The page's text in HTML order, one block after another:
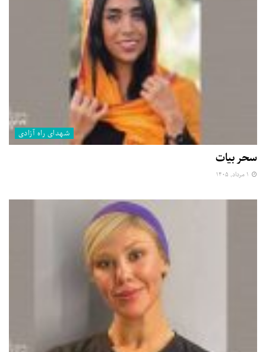
شهدای راه آزادی
سحر بیات